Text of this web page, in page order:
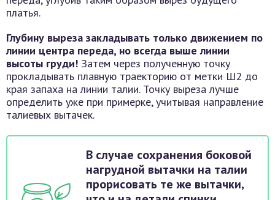
платья.
Глубину выреза закладывать только движением по
линии центра переда, но всегда выше линии
высоты груди! Затем через полученную точку
прокладывать плавную траекторию от метки Ш2 до
края запаха на линии талии. Точку выреза лучше
определить уже при примерке, учитывая направление
талиевых вытачек.
В случае сохранения боковой
нагрудной вытачки на талии
прорисовать те же вытачки,